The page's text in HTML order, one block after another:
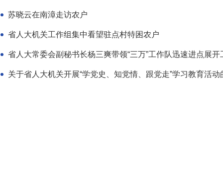
苏晓云在南漳走访农户
省人大机关工作组集中看望驻点村特困农户
省人大常委会副秘书长杨三爽带领“三万”工作队迅速进点展开
关于省人大机关开展“学党史、知党情、跟党走”学习教育活动